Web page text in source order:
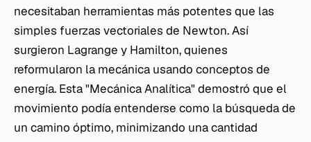
necesitaban herramientas más potentes que las
simples fuerzas vectoriales de Newton. Así
surgieron Lagrange y Hamilton, quienes
reformularon la mecánica usando conceptos de
energía. Esta "Mecánica Analítica" demostró que el
movimiento podía entenderse como la búsqueda de
un camino óptimo, minimizando una cantidad